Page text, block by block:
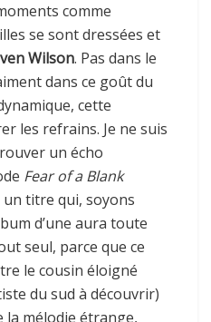
comme
se sont dressées et
Wilson. Pas dans le
dans ce goût du
cette
les refrains. Je ne suis
un écho
Fear of a Blank
un titre qui, soyons
d’une aura toute
seul, parce que ce
le cousin éloigné
du sud à découvrir)
la mélodie étrange,